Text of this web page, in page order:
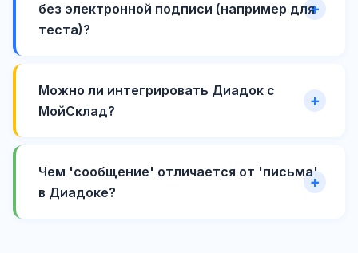
без электронной подписи (например для
теста)?
Можно ли интегрировать Диадок с
МойСклад?
Чем 'сообщение' отличается от 'письма'
в Диадоке?